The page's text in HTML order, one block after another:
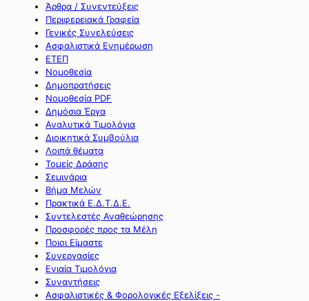
Άρθρα / Συνεντεύξεις
Περιφερειακά Γραφεία
Γενικές Συνελεύσεις
Ασφαλιστικά Ενημέρωση
ΕΤΕΠ
Νομοθεσία
Δημοπρατήσεις
Νομοθεσία PDF
Δημόσια Έργα
Αναλυτικά Τιμολόγια
Διοικητικά Συμβούλια
Λοιπά θέματα
Τομείς Δράσης
Σεμινάρια
Βήμα Μελών
Πρακτικά Ε.Δ.Τ.Δ.Ε.
Συντελεστές Αναθεώρησης
Προσφορές προς τα Μέλη
Ποιοι Είμαστε
Συνεργασίες
Ενιαία Τιμολόγια
Συναντήσεις
Ασφαλιστικές & Φορολογικές Εξελίξεις -